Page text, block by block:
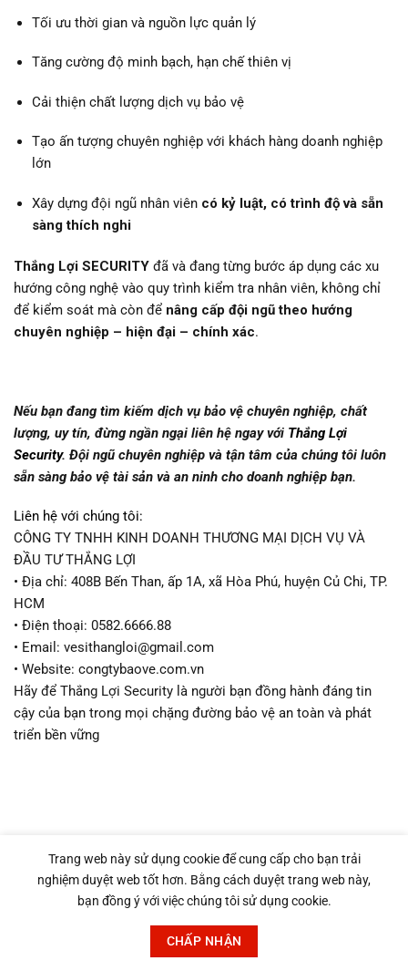
Tối ưu thời gian và nguồn lực quản lý
Tăng cường độ minh bạch, hạn chế thiên vị
Cải thiện chất lượng dịch vụ bảo vệ
Tạo ấn tượng chuyên nghiệp với khách hàng doanh nghiệp
lớn
Xây dựng đội ngũ nhân viên có kỷ luật, có trình độ và sẵn
sàng thích nghi
Thắng Lợi SECURITY đã và đang từng bước áp dụng các xu
hướng công nghệ vào quy trình kiểm tra nhân viên, không chỉ
để kiểm soát mà còn để nâng cấp đội ngũ theo hướng
chuyên nghiệp – hiện đại – chính xác.
Nếu bạn đang tìm kiếm dịch vụ bảo vệ chuyên nghiệp, chất
lượng, uy tín, đừng ngần ngại liên hệ ngay với Thắng Lợi
Security. Đội ngũ chuyên nghiệp và tận tâm của chúng tôi luôn
sẵn sàng bảo vệ tài sản và an ninh cho doanh nghiệp bạn.
Liên hệ với chúng tôi:
CÔNG TY TNHH KINH DOANH THƯƠNG MẠI DỊCH VỤ VÀ
ĐẦU TƯ THẮNG LỢI
• Địa chỉ: 408B Bến Than, ấp 1A, xã Hòa Phú, huyện Củ Chi, TP.
HCM
• Điện thoại: 0582.6666.88
• Email: vesithangloi@gmail.com
• Website: congtybaove.com.vn
Hãy để Thắng Lợi Security là người bạn đồng hành đáng tin
cậy của bạn trong mọi chặng đường bảo vệ an toàn và phát
triển bền vững
TIN MỚI
Bảo Vệ Nhà Máy Chuyên Nghiệp | Toàn Diện, Hiệu Quả 24/7
Tìm Công Ty Bảo Vệ Uy Tín Thắng Lợi | Báo Giá Dịch Vụ An
Trang web này sử dụng cookie để cung cấp cho bạn trải
nghiệm duyệt web tốt hơn. Bằng cách duyệt trang web này,
bạn đồng ý với việc chúng tôi sử dụng cookie.
CHẤP NHẬN